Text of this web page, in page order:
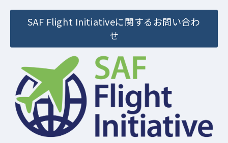
SAF Flight Initiativeに関するお問い合わ
せ